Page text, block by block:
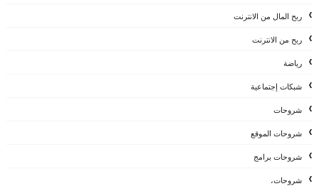
ربح المال من الانترنت
ربح من الانترنت
رياضة
شبكات إجتماعية
شروحات
شروحات الموقع
شروحات برامج
شروحات،